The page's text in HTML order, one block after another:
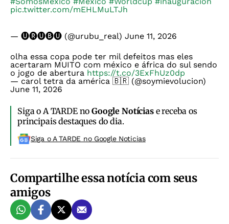
pic.twitter.com/mEHLMuLTJh
— 🅤🅡🅤🅑🅤 (@urubu_real) June 11, 2026
olha essa copa pode ter mil defeitos mas eles
acertaram MUITO com méxico e áfrica do sul sendo
o jogo de abertura https://t.co/3ExFhUz0dp
— carol tetra da américa 🇧🇷 (@soymievolucion)
June 11, 2026
Siga o A TARDE noGoogle Notíciase receba os
principais destaques do dia.
Siga o A TARDE no Google Noticias
Compartilhe essa notícia com seus
amigos